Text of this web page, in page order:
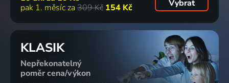
pak 1. měsíc za 309 Kč 154 Kč Vybrat
KLASIK
Nepřekonatelný
poměr cena/výkon